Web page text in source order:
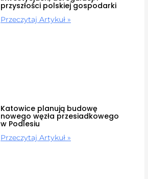
przyszłości polskiej gospodarki
Przeczytaj Artykuł »
Katowice planują budowę
nowego węzła przesiadkowego
w Podlesiu
Przeczytaj Artykuł »